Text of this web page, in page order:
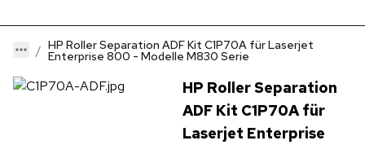
HP Roller Separation ADF Kit C1P70A für Laserjet
Enterprise 800 - Modelle M830 Serie
HP Roller Separation
ADF Kit C1P70A für
Laserjet Enterprise